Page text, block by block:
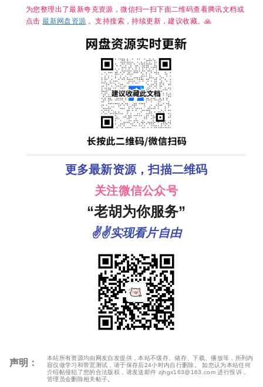
为您整理出了最新夸克资源，微信扫一扫下面二维码查看腾讯文档或
点击最新网盘资源 。支持搜索，持续更新，建议收藏。🙏
更多最新资源，扫描二维码
关注微信公众号
“老胡为你服务”
✌✌实现看片自由
声明：
本站所有资源均由网友自发提供，本站不缓存、储存、下载、播放等，所列内
容仅做学习和带宽测试，请于保存后24小时内自行删除。 如您认为本站任何
介绍帖侵犯了您的合法版权，请发送邮件 zjhgx163@163.com 进行投诉，
管理员会删除相关帖子。